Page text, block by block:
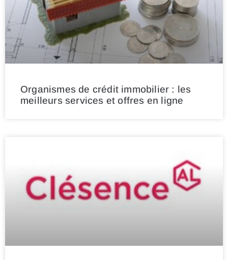
Organismes de crédit immobilier : les
meilleurs services et offres en ligne